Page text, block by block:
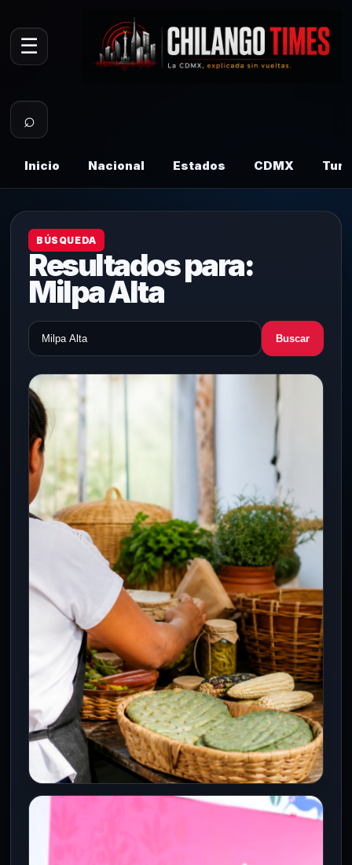
☰
⌕
Inicio Nacional Estados CDMX
BÚSQUEDA
Resultados para:
Milpa Alta
Buscar